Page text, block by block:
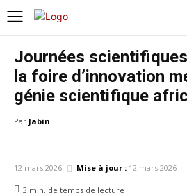
Journées
la foire d’innovation
génie scientifique
Par Jabin
12 mars 2026 Mise à jour : 12 mars 2026
3 min. de temps de lecture